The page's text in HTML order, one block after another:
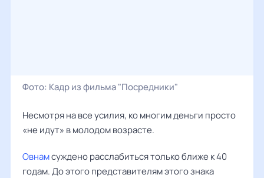
Фото: Кадр из фильма "Посредники"
Несмотря на все усилия, ко многим деньги просто
«не идут» в молодом возрасте.
Овнамсуждено расслабиться только ближе к 40
годам. До этого представителям этого знака